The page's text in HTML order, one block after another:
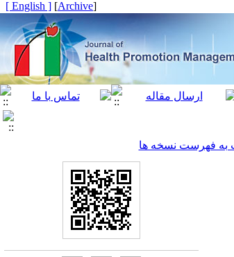
[
Archive
]
[ English ]
به فهرست نسخه ها